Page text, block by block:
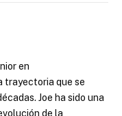
en
trayectoria que se
Joe ha sido una
de la